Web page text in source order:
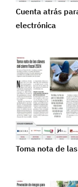
Cuenta atrás
electrónica
Toma nota de